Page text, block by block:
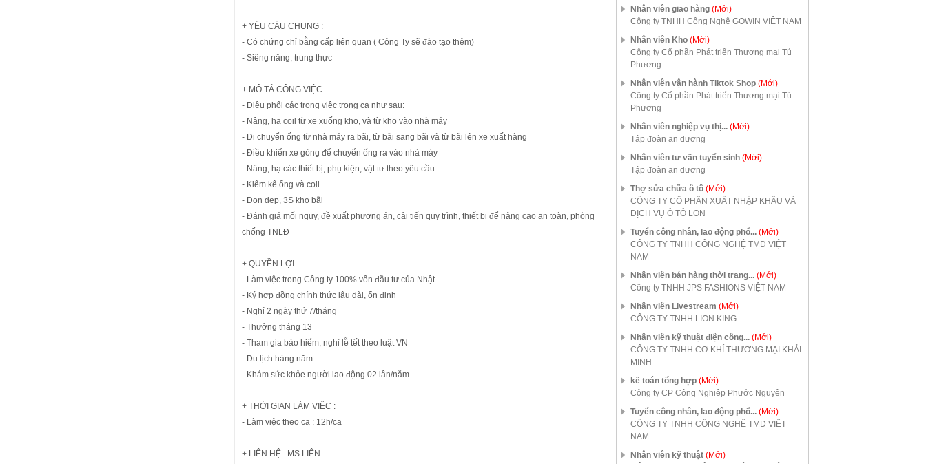
+ YÊU CẦU CHUNG :
- Có chứng chỉ bằng cấp liên quan ( Công Ty sẽ đào tạo thêm)
- Siêng năng, trung thực
+ MÔ TẢ CÔNG VIỆC
- Điều phối các trong việc trong ca như sau:
- Nâng, hạ coil từ xe xuống kho, và từ kho vào nhà máy
- Di chuyển ống từ nhà máy ra bãi, từ bãi sang bãi và từ bãi lên xe xuất hàng
- Điều khiển xe gòng để chuyển ống ra vào nhà máy
- Nâng, hạ các thiết bị, phụ kiện, vật tư theo yêu cầu
- Kiểm kê ống và coil
- Don dẹp, 3S kho bãi
- Đánh giá mối nguy, đề xuất phương án, cải tiến quy trình, thiết bị để nâng cao an toàn, phòng
chống TNLĐ
+ QUYỀN LỢI :
- Làm việc trong Công ty 100% vốn đầu tư của Nhật
- Ký hợp đồng chính thức lâu dài, ổn định
- Nghỉ 2 ngày thứ 7/tháng
- Thưởng tháng 13
- Tham gia bảo hiểm, nghỉ lễ tết theo luật VN
- Du lịch hàng năm
- Khám sức khỏe người lao động 02 lần/năm
+ THỜI GIAN LÀM VIỆC :
- Làm việc theo ca : 12h/ca
+ LIÊN HỆ : MS LIÊN
Nhân viên giao hàng (Mới)
Công ty TNHH Công Nghệ GOWIN VIỆT NAM
Nhân viên Kho (Mới)
Công ty Cổ phần Phát triển Thương mại Tú
Phương
Nhân viên vận hành Tiktok Shop (Mới)
Công ty Cổ phần Phát triển Thương mại Tú
Phương
Nhân viên nghiệp vụ thị... (Mới)
Tập đoàn an dương
Nhân viên tư vấn tuyển sinh (Mới)
Tập đoàn an dương
Thợ sửa chữa ô tô (Mới)
CÔNG TY CỔ PHẦN XUẤT NHẬP KHẨU VÀ
DỊCH VỤ Ô TÔ LON
Tuyển công nhân, lao động phổ... (Mới)
CÔNG TY TNHH CÔNG NGHỆ TMD VIỆT
NAM
Nhân viên bán hàng thời trang... (Mới)
Công ty TNHH JPS FASHIONS VIỆT NAM
Nhân viên Livestream (Mới)
CÔNG TY TNHH LION KING
Nhân viên kỹ thuật điện công... (Mới)
CÔNG TY TNHH CƠ KHÍ THƯƠNG MẠI KHẢI
MINH
kế toán tổng hợp (Mới)
Công ty CP Công Nghiệp Phước Nguyên
Tuyển công nhân, lao động phổ... (Mới)
CÔNG TY TNHH CÔNG NGHỆ TMD VIỆT
NAM
Nhân viên kỹ thuật (Mới)